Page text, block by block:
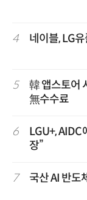
4 네이블, LG
5
韓 앱스토어
無수수료
6
LGU+,
장”
7 국산 AI 반